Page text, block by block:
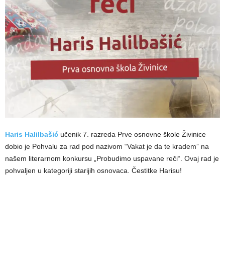
Haris Halilbašić učenik 7. razreda Prve osnovne škole Živinice
dobio je Pohvalu za rad pod nazivom “Vakat je da te kradem” na
našem literarnom konkursu „Probudimo uspavane reči“. Ovaj rad je
pohvaljen u kategoriji starijih osnovaca. Čestitke Harisu!